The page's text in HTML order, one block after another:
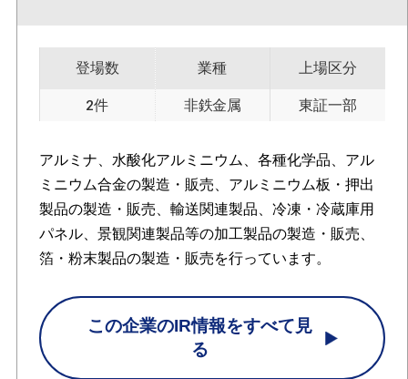
登場数
2件
業種
非鉄金属
上場区分
東証一部
アルミナ、水酸化アルミニウム、各種化学品、アル
ミニウム合金の製造・販売、アルミニウム板・押出
製品の製造・販売、輸送関連製品、冷凍・冷蔵庫用
パネル、景観関連製品等の加工製品の製造・販売、
箔・粉末製品の製造・販売を行っています。
この企業のIR情報をすべて見
る